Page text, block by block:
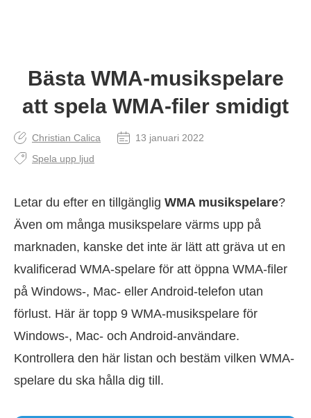
Bästa WMA-musikspelare
att spela WMA-filer smidigt
Christian Calica
13 januari 2022
Spela upp ljud
Letar du efter en tillgänglig WMA musikspelare?
Även om många musikspelare värms upp på
marknaden, kanske det inte är lätt att gräva ut en
kvalificerad WMA-spelare för att öppna WMA-filer
på Windows-, Mac- eller Android-telefon utan
förlust. Här är topp 9 WMA-musikspelare för
Windows-, Mac- och Android-användare.
Kontrollera den här listan och bestäm vilken WMA-
spelare du ska hålla dig till.